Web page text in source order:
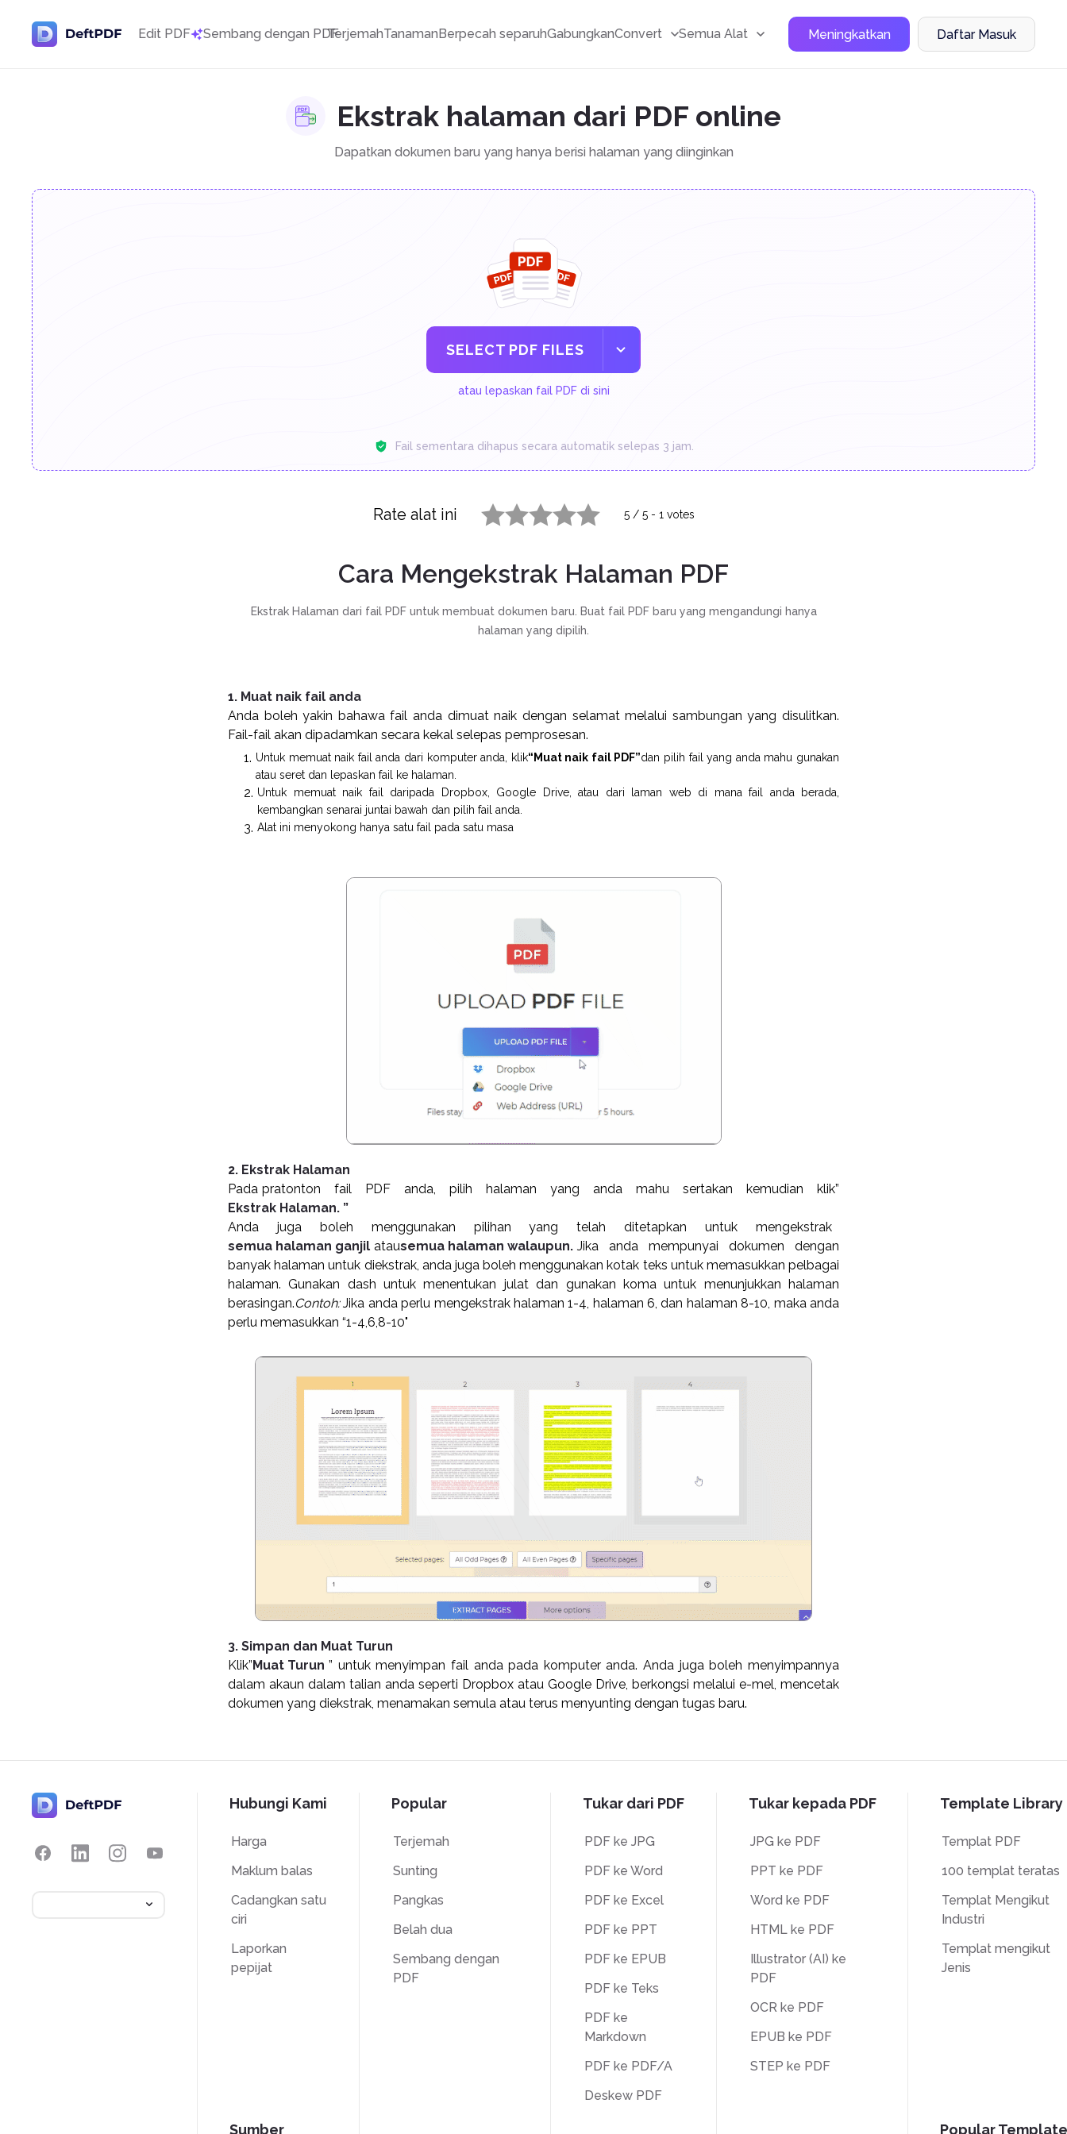
Edit PDF Sembang dengan PDFTerjemahTanamanBerpecah separuhGabungkanConvert Semua Alat Meningkatkan Daftar Masuk
Ekstrak halaman dari PDF online
Dapatkan dokumen baru yang hanya berisi halaman yang diinginkan
SELECT PDF FILES
atau lepaskan fail PDF di sini
Fail sementara dihapus secara automatik selepas 3 jam.
Rate alat ini 5/ 5- 1 votes
Cara Mengekstrak Halaman PDF
Ekstrak Halaman dari fail PDF untuk membuat dokumen baru. Buat fail PDF baru yang mengandungi hanya
halaman yang dipilih.
1. Muat naik fail anda
Anda boleh yakin bahawa fail anda dimuat naik dengan selamat melalui sambungan yang disulitkan.
Fail-fail akan dipadamkan secara kekal selepas pemprosesan.
Untuk memuat naik fail anda dari komputer anda, klik“Muat naik fail PDF”dan pilih fail yang anda mahu gunakan
atau seret dan lepaskan fail ke halaman.
Untuk memuat naik fail daripada Dropbox, Google Drive, atau dari laman web di mana fail anda berada,
kembangkan senarai juntai bawah dan pilih fail anda.
Alat ini menyokong hanya satu fail pada satu masa
2. Ekstrak Halaman
Pada pratonton fail PDF anda, pilih halaman yang anda mahu sertakan kemudian klik”
Ekstrak Halaman. ”
Anda juga boleh menggunakan pilihan yang telah ditetapkan untuk mengekstrak
semua halaman ganjil atausemua halaman walaupun. Jika anda mempunyai dokumen dengan
banyak halaman untuk diekstrak, anda juga boleh menggunakan kotak teks untuk memasukkan pelbagai
halaman. Gunakan dash untuk menentukan julat dan gunakan koma untuk menunjukkan halaman
berasingan.Contoh:Jika anda perlu mengekstrak halaman 1-4, halaman 6, dan halaman 8-10, maka anda
perlu memasukkan “1-4,6,8-10"
3. Simpan dan Muat Turun
Klik”Muat Turun ” untuk menyimpan fail anda pada komputer anda. Anda juga boleh menyimpannya
dalam akaun dalam talian anda seperti Dropbox atau Google Drive, berkongsi melalui e-mel, mencetak
dokumen yang diekstrak, menamakan semula atau terus menyunting dengan tugas baru.
Hubungi Kami
Harga
Maklum balas
Cadangkan satu
ciri
Laporkan
pepijat
Sumber
Popular
Terjemah
Sunting
Pangkas
Belah dua
Sembang dengan
PDF
Tukar dari PDF
PDF ke JPG
PDF ke Word
PDF ke Excel
PDF ke PPT
PDF ke EPUB
PDF ke Teks
PDF ke
Markdown
PDF ke PDF/A
Deskew PDF
Tukar kepada PDF
JPG ke PDF
PPT ke PDF
Word ke PDF
HTML ke PDF
Illustrator (AI) ke
PDF
OCR ke PDF
EPUB ke PDF
STEP ke PDF
Template Library
Templat PDF
100 templat teratas
Templat Mengikut
Industri
Templat mengikut
Jenis
Popular